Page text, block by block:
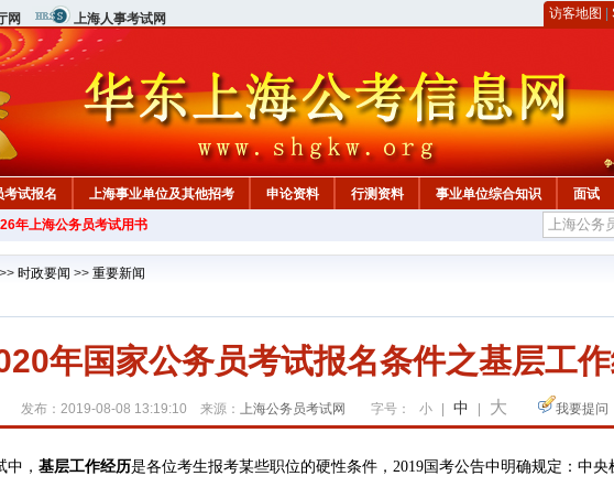
网 上海人事考试网 访客地图
考试报名 上海事业单位及其他招考 申论资料 行测资料 事业单位综合知识 面试
年上海公务员考试用书
>> 时政要闻 >> 重要新闻
年国家公务员考试报名条件之基层工
发布：2019-08-08 13:19:10 来源： 上海公务员考试网 字号： 小 中 大 我要提问
， 基层工作经历是各位考生报考某些职位的硬性条件，2019国考公告中明确规定：中